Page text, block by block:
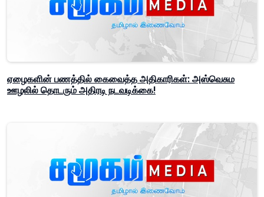
ஏழைகளின் பணத்தில் கைவைத்த அதிகாரிகள்: அஸ்வெசும
ஊழலில் தொடரும் அதிரடி நடவடிக்கை!